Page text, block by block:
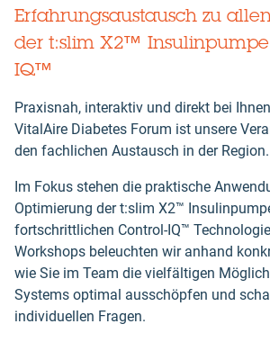
Erfahrungsaustausch zu
der t:slim X2™
IQ™
Praxisnah, interaktiv und direkt bei
VitalAire Diabetes Forum ist unsere
den fachlichen Austausch in der Region.
Im Fokus stehen die praktische
Optimierung der t:slim X2™
fortschrittlichen Control-IQ™
Workshops beleuchten wir anhand
wie Sie im Team die vielfältigen
Systems optimal ausschöpfen und
individuellen Fragen.